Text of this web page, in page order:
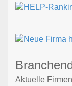
Aktuelle